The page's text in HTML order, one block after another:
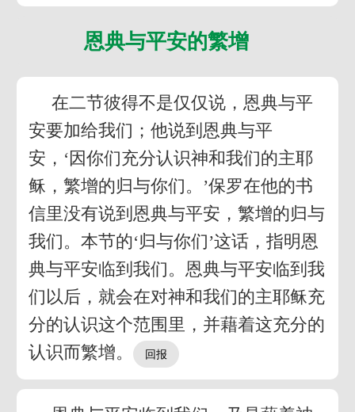
恩典与平安的繁增
在二节彼得不是仅仅说，恩典与平
安要加给我们；他说到恩典与平
安，‘因你们充分认识神和我们的主耶
稣，繁增的归与你们。’保罗在他的书
信里没有说到恩典与平安，繁增的归与
我们。本节的‘归与你们’这话，指明恩
典与平安临到我们。恩典与平安临到我
们以后，就会在对神和我们的主耶稣充
分的认识这个范围里，并藉着这充分的
认识而繁增。